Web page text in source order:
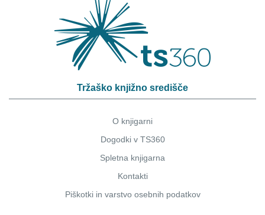
Tržaško knjižno središče
O knjigarni
Dogodki v TS360
Spletna knjigarna
Kontakti
Piškotkiin varstvo osebnih podatkov